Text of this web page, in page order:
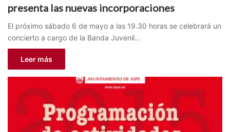
presenta las nuevas incorporaciones
El próximo sábado 6 de mayo a las 19.30 horas se celebrará un
concierto a cargo de la Banda Juvenil…
Leer más